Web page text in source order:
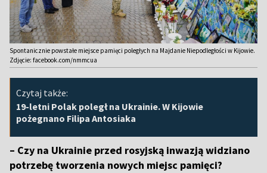
Spontanicznie powstałe miejsce pamięci poległych na Majdanie Niepodległości w Kijowie.
Zdjęcie: facebook.com/nmmcua
Czytaj także:
19-letni Polak poległ na Ukrainie. W Kijowie
pożegnano Filipa Antosiaka
– Czy na Ukrainie przed rosyjską inwazją widziano
potrzebę tworzenia nowych miejsc pamięci?